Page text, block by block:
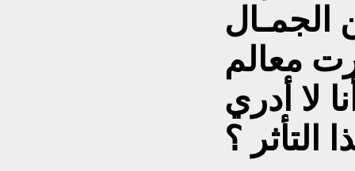
الجمـال
معالم
لا أدري
التأثر ؟